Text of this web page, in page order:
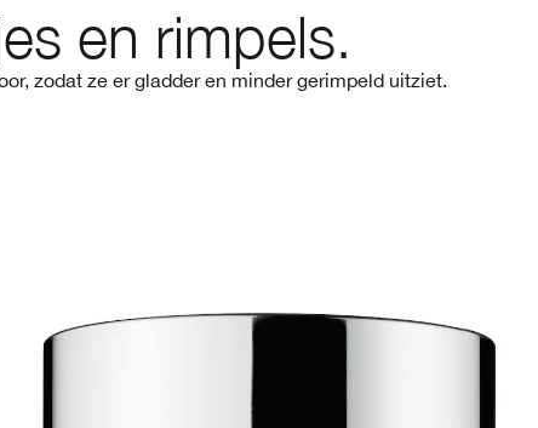
en rimpels.
zodat ze er gladder en minder gerimpeld uitziet.